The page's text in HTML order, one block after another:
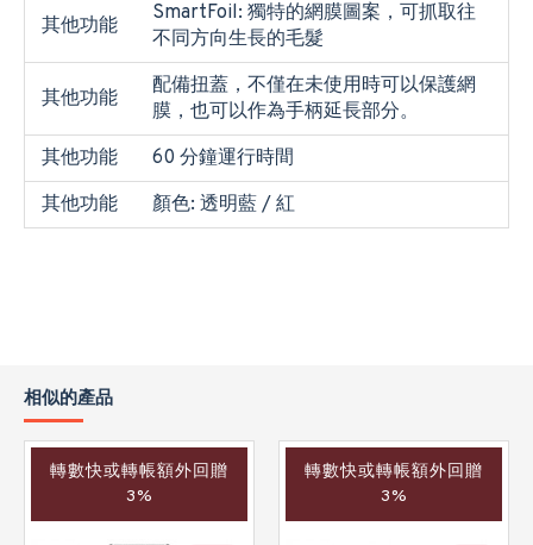
其他功能
SmartFoil: 獨特的網膜圖案，可抓取往
不同方向生長的毛髮
其他功能
配備扭蓋，不僅在未使用時可以保護網
膜，也可以作為手柄延長部分。
其他功能
60 分鐘運行時間
其他功能
顏色: 透明藍 / 紅
相似的產品
轉數快或轉帳額外回贈
3%
轉數快或轉帳額外回贈
3%